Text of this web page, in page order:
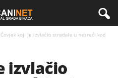
Čovjek koji je izvlačio stradale u nesreći kod
izvlačio